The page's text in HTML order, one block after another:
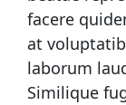
facere
at
laborum
Similique